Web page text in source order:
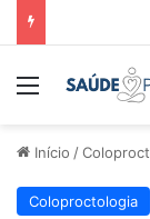
Menu
Início /
Coloproctologia